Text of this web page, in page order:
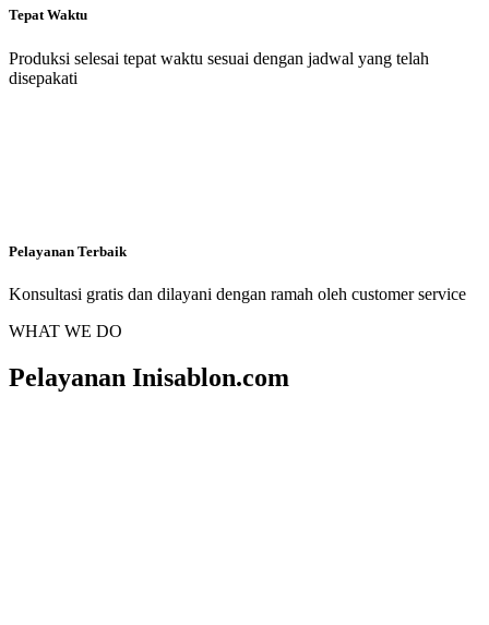
Tepat Waktu
Produksi selesai tepat waktu sesuai dengan jadwal yang telah
disepakati
Pelayanan Terbaik
Konsultasi gratis dan dilayani dengan ramah oleh customer service
WHAT WE DO
Pelayanan Inisablon.com